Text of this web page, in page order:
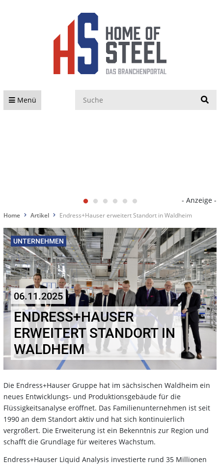
Menü
- Anzeige -
Home Artikel Endress+Hauser erweitert Standort in Waldheim
UNTERNEHMEN
06.11.2025
ENDRESS+HAUSER
ERWEITERT STANDORT IN
WALDHEIM
Die Endress+Hauser Gruppe hat im sächsischen Waldheim ein
neues Entwicklungs- und Produktionsgebäude für die
Flüssigkeitsanalyse eröffnet. Das Familienunternehmen ist seit
1990 an dem Standort aktiv und hat sich kontinuierlich
vergrößert. Die Erweiterung ist ein Bekenntnis zur Region und
schafft die Grundlage für weiteres Wachstum.
Endress+Hauser Liquid Analysis investierte rund 35 Millionen